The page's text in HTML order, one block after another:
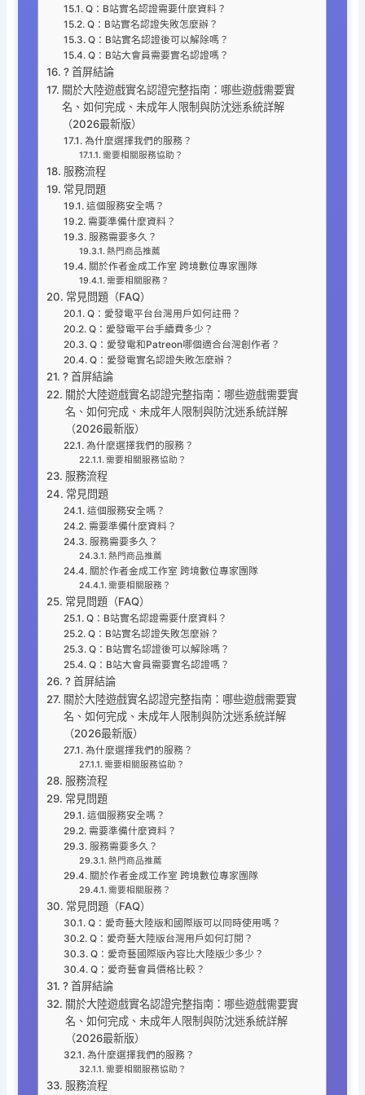
Q：B站實名認證需要什麼資料？
Q：B站實名認證失敗怎麼辦？
Q：B站實名認證後可以解除嗎？
Q：B站大會員需要實名認證嗎？
? 首屏結論
關於大陸遊戲實名認證完整指南：哪些遊戲需要實
名、如何完成、未成年人限制與防沈迷系統詳解
（2026最新版）
為什麼選擇我們的服務？
需要相關服務協助？
服務流程
常見問題
這個服務安全嗎？
需要準備什麼資料？
服務需要多久？
熱門商品推薦
關於作者金成工作室 跨境數位專家團隊
需要相關服務？
常見問題（FAQ）
Q：愛發電平台台灣用戶如何註冊？
Q：愛發電平台手續費多少？
Q：愛發電和Patreon哪個適合台灣創作者？
Q：愛發電實名認證失敗怎麼辦？
? 首屏結論
關於大陸遊戲實名認證完整指南：哪些遊戲需要實
名、如何完成、未成年人限制與防沈迷系統詳解
（2026最新版）
為什麼選擇我們的服務？
需要相關服務協助？
服務流程
常見問題
這個服務安全嗎？
需要準備什麼資料？
服務需要多久？
熱門商品推薦
關於作者金成工作室 跨境數位專家團隊
需要相關服務？
常見問題（FAQ）
Q：B站實名認證需要什麼資料？
Q：B站實名認證失敗怎麼辦？
Q：B站實名認證後可以解除嗎？
Q：B站大會員需要實名認證嗎？
? 首屏結論
關於大陸遊戲實名認證完整指南：哪些遊戲需要實
名、如何完成、未成年人限制與防沈迷系統詳解
（2026最新版）
為什麼選擇我們的服務？
需要相關服務協助？
服務流程
常見問題
這個服務安全嗎？
需要準備什麼資料？
服務需要多久？
熱門商品推薦
關於作者金成工作室 跨境數位專家團隊
需要相關服務？
常見問題（FAQ）
Q：愛奇藝大陸版和國際版可以同時使用嗎？
Q：愛奇藝大陸版台灣用戶如何訂閱？
Q：愛奇藝國際版內容比大陸版少多少？
Q：愛奇藝會員價格比較？
? 首屏結論
關於大陸遊戲實名認證完整指南：哪些遊戲需要實
名、如何完成、未成年人限制與防沈迷系統詳解
（2026最新版）
為什麼選擇我們的服務？
需要相關服務協助？
服務流程